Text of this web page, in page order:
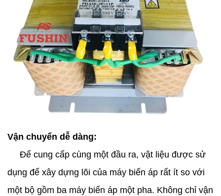
Vận chuyển dễ dàng:
Để cung cấp cùng một đầu ra, vật liệu được sử
dụng để xây dựng lõi của máy biến áp rất ít so với
một bộ gồm ba máy biến áp một pha. Không chỉ vận